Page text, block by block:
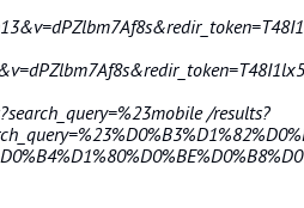
/results?